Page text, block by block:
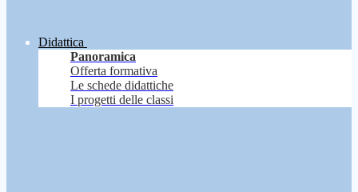
Didattica
Panoramica
Offerta formativa
Le schede didattiche
I progetti delle classi